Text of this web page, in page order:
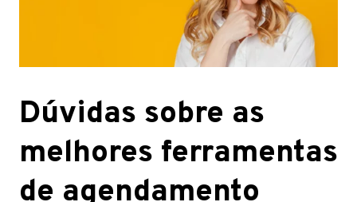
Dúvidas sobre as
melhores ferramentas
de agendamento